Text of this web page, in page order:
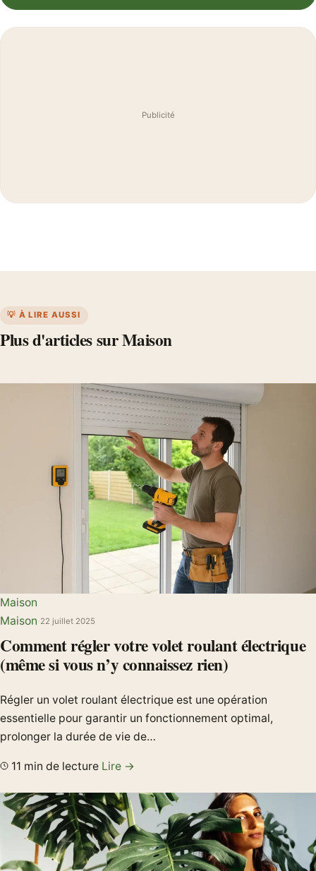
Publicité
💡 À LIRE AUSSI
Plus d'articles sur Maison
Maison
Maison 22 juillet 2025
Comment régler votre volet roulant électrique
(même si vous n’y connaissez rien)
Régler un volet roulant électrique est une opération
essentielle pour garantir un fonctionnement optimal,
prolonger la durée de vie de…
11 min de lecture Lire →